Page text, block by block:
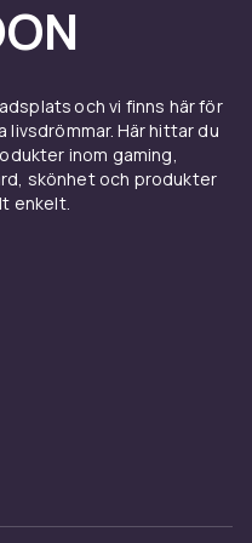
mest hittar du
böcker
Runner, tillsammans
Uppdrag Hail
Wars -
fiction
fantasy böcker för
fiction för
värt att kika
efter ålder och
och vi finns här för
Här hittar du
inom gaming,
skönhet och produkter
enkelt.